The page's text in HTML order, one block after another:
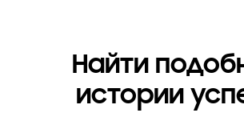
Найти
истории